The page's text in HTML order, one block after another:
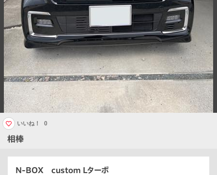
相棒
いいね！ 0
N-BOX custom Lターボ